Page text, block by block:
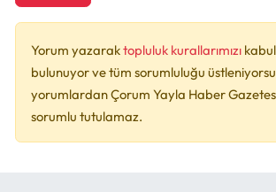
Yorum yazaraktopluluk kurallarımızı
bulunuyor ve tüm sorumluluğu
yorumlardan Çorum Yayla Haber
sorumlu tutulamaz.